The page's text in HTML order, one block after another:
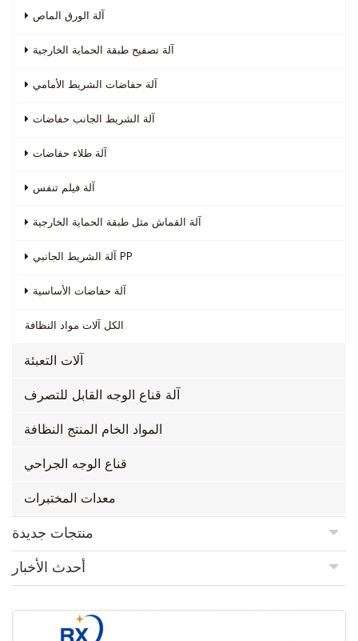
آلة الورق الماص
آلة تصفيح طبقة الحماية الخارجية
آلة حفاضات الشريط الأمامي
آلة الشريط الجانب حفاضات
آلة طلاء حفاضات
آلة فيلم تنفس
آلة القماش مثل طبقة الحماية الخارجية
آلة الشريط الجانبي PP
آلة حفاضات الأساسية
الكل آلات مواد النظافة
آلات التعبئة
آلة قناع الوجه القابل للتصرف
المواد الخام المنتج النظافة
قناع الوجه الجراحي
معدات المختبرات
منتجات جديدة
أحدث الأخبار